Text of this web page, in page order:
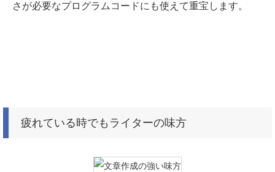
さが必要なプログラムコードにも使えて重宝します。
疲れている時でもライターの味方